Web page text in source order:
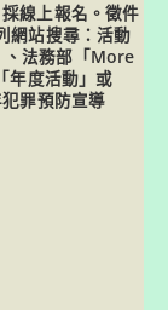
線上報名。徵件
網站搜尋：活動
法務部「More
度活動」或
罪預防宣導